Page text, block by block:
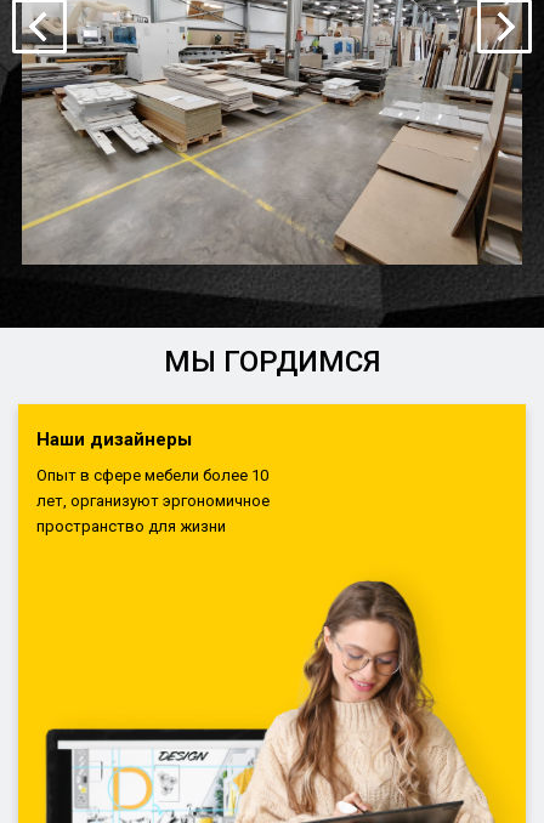
МЫ ГОРДИМСЯ
Наши дизайнеры
Опыт в сфере мебели более 10
лет, организуют эргономичное
пространство для жизни